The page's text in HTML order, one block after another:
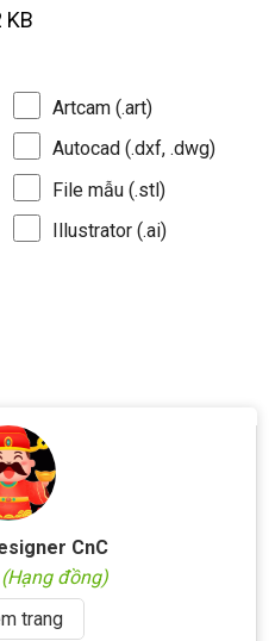
KB
Artcam (.art)
Autocad (.dxf, .dwg)
File mẫu (.stl)
Illustrator (.ai)
CnC
(Hạng đồng)
trang